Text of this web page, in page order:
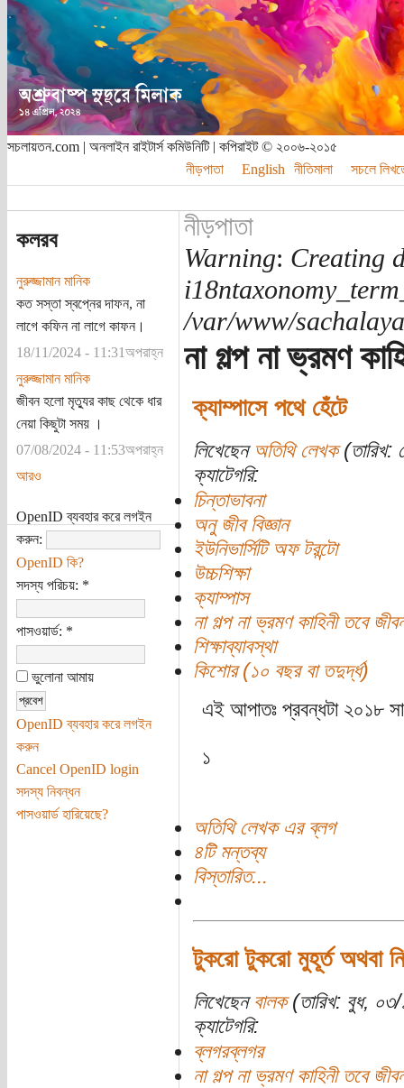
সচলায়তন.com | অনলাইন রাইটার্স কমিউনিটি | কপিরাইট © ২০০৬-২০১৫
নীড়পাতা
English নীতিমালা সচলে
কলরব
নুরুজ্জামান মানিক
কত সস্তা স্বপ্নের দাফন, না
লাগে কফিন না লাগে কাফন।
18/11/2024 - 11:31অপরাহ্ন
নুরুজ্জামান মানিক
জীবন হলো মৃত্যুর কাছ থেকে ধার
নেয়া কিছুটা সময় ।
07/08/2024 - 11:53অপরাহ্ন
আরও
OpenID ব্যবহার করে লগইন
করুন:
OpenID কি?
সদস্য পরিচয়: *
পাসওয়ার্ড: *
ভুলোনা আমায়
OpenID ব্যবহার করে লগইন
করুন
Cancel OpenID login
সদস্য নিবন্ধন
পাসওয়ার্ড হারিয়েছে?
নীড়পাতা
Warning: Creating
/var/www/
না গল্প না ভ্রমণ
ক্যাম্পাসে পথে হেঁটে
লিখেছেন অতিথি লেখক(তারিখ:
ক্যাটেগরি:
চিন্তাভাবনা
অনু জীব বিজ্ঞান
ইউনিভার্সিটি অফ টরন্টো
উচ্চশিক্ষা
ক্যাম্পাস
না গল্প না ভ্রমণ কাহিনী তবে
শিক্ষাব্যাবস্থা
কিশোর (১০ বছর বা তদুর্দ্ধ)
এই আপাতঃ প্রবন্ধটা ২০১৮
১
অতিথি লেখক এর ব্লগ
৪টি মন্তব্য
বিস্তারিত...
টুকরো টুকরো মুহূর্ত অথবা
লিখেছেন বালক(তারিখ: বুধ,
ক্যাটেগরি:
ব্লগরব্লগর
না গল্প না ভ্রমণ কাহিনী তবে